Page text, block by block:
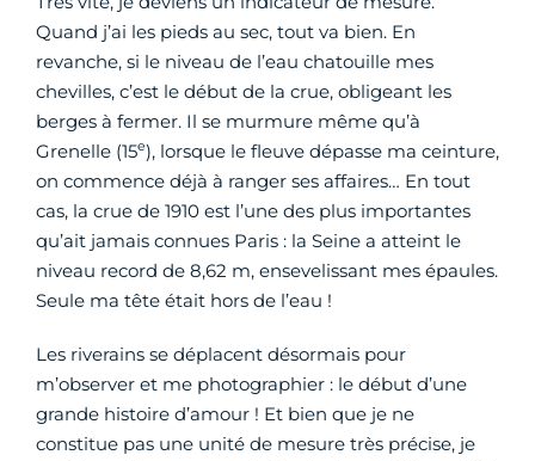
Quand j’ai les pieds au sec, tout va bien. En
revanche, si le niveau de l’eau chatouille mes
chevilles, c’est le début de la crue, obligeant les
berges à fermer. Il se murmure même qu’à
Grenelle (15e), lorsque le fleuve dépasse ma ceinture,
on commence déjà à ranger ses affaires… En tout
cas, la crue de 1910 est l’une des plus importantes
qu’ait jamais connues Paris : la Seine a atteint le
niveau record de 8,62 m, ensevelissant mes épaules.
Seule ma tête était hors de l’eau !
Les riverains se déplacent désormais pour
m’observer et me photographier : le début d’une
grande histoire d’amour ! Et bien que je ne
constitue pas une unité de mesure très précise, je